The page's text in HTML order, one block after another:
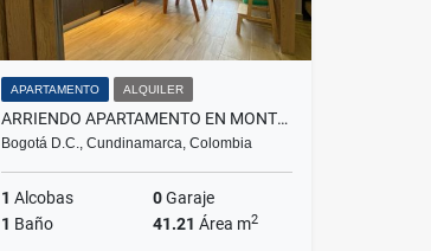
APARTAMENTO ALQUILER
ARRIENDO APARTAMENTO EN MONTEVIDEO SALITRE FONTIBON BOGOTÁ
Bogotá D.C., Cundinamarca, Colombia
1 Alcobas 0Garaje
1 Baño 41.21 Área m2